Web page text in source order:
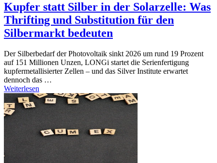
Kupfer statt Silber in der Solarzelle: Was
Thrifting und Substitution für den
Silbermarkt bedeuten
Der Silberbedarf der Photovoltaik sinkt 2026 um rund 19 Prozent
auf 151 Millionen Unzen, LONGi startet die Serienfertigung
kupfermetallisierter Zellen – und das Silver Institute erwartet
dennoch das …
Weiterlesen